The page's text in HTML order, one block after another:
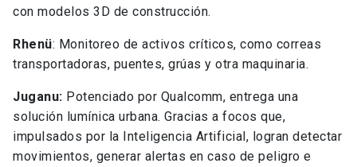
con modelos 3D de construcción.
Rhenü: Monitoreo de activos críticos, como correas
transportadoras, puentes, grúas y otra maquinaria.
Juganu: Potenciado por Qualcomm, entrega una
solución lumínica urbana. Gracias a focos que,
impulsados por la Inteligencia Artificial, logran detectar
movimientos, generar alertas en caso de peligro e